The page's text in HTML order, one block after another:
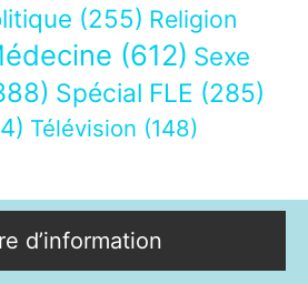
(255) Religion
(612) Sexe
Spécial FLE (285)
Télévision (148)
d’information